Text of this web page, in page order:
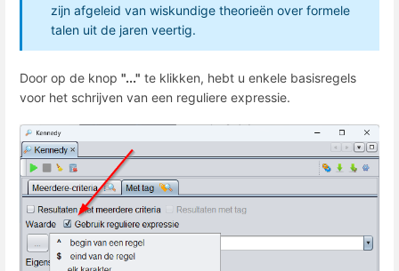
zijn afgeleid van wiskundige theorieën over formele
talen uit de jaren veertig.
Door op de knop "..." te klikken, hebt u enkele basisregels
voor het schrijven van een reguliere expressie.